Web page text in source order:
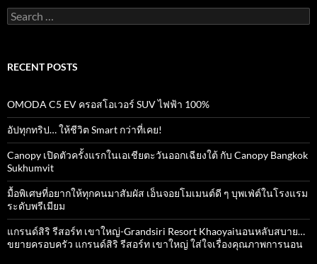
Search
for:
RECENT POSTS
OMODA C5 EV ครอสโอเวอร์ SUV ไฟฟ้า 100%
อัปทุกทริป… ให้ชีวิต Smart กว่าที่เคย!
Canopy เปิดตัวครั้งแรกในเอเชียตะวันออกเฉียงใต้ กับ Canopy Bangkok
Sukhumvit
มื้อพิเศษที่อยากให้ทุกคนมาสัมผัส เอ็นจอยโมเมนต์ดี ๆ บุพเฟ่ต์ในโรงแรม
ระดับพรีเมียม
แกรนด์สิริ​ รีสอร์ท​ เขาใหญ่​-Grandsiri​ Resort​ Khaoyaiนอนหลับสบาย…
ขยายครอบครัว แกรนด์สิริ รีสอร์ท เขาใหญ่ ใส่ใจเรื่องคุณภาพการนอน